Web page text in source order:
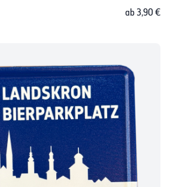
ab 3,90 €